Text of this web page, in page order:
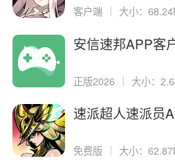
客户端 大小：
安信速邦APP客
正版2026 ｜ 大小：
速派超人速派员
免费版 大小：